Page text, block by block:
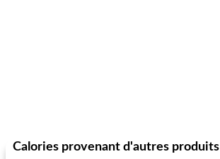
Calories provenant d'autres produits